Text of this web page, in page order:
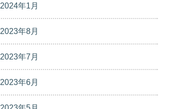
2024年1月
2023年8月
2023年7月
2023年6月